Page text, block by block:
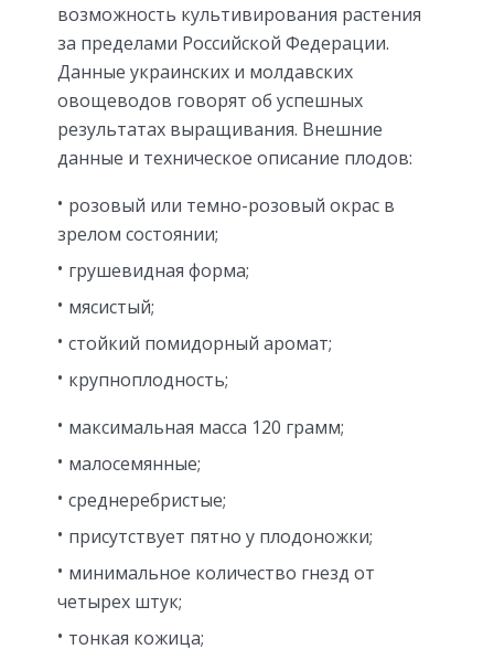
возможность культивирования растения
за пределами Российской Федерации.
Данные украинских и молдавских
овощеводов говорят об успешных
результатах выращивания. Внешние
данные и техническое описание плодов:
розовый или темно-розовый окрас в
зрелом состоянии;
грушевидная форма;
мясистый;
стойкий помидорный аромат;
крупноплодность;
максимальная масса 120 грамм;
малосемянные;
среднеребристые;
присутствует пятно у плодоножки;
минимальное количество гнезд от
четырех штук;
тонкая кожица;